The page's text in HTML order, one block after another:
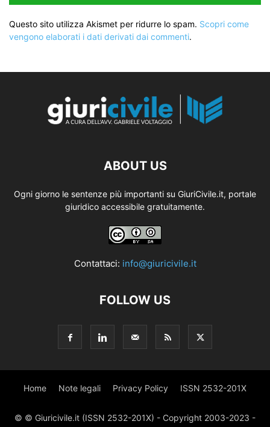
Questo sito utilizza Akismet per ridurre lo spam. Scopri come
vengono elaborati i dati derivati dai commenti.
ABOUT US
Ogni giorno le sentenze più importanti su GiuriCivile.it, portale
giuridico accessibile gratuitamente.
Contattaci: info@giuricivile.it
FOLLOW US
Home Note legali Privacy Policy ISSN 2532-201X
© © Giuricivile.it (ISSN 2532-201X) - Copyright 2003-2023 -